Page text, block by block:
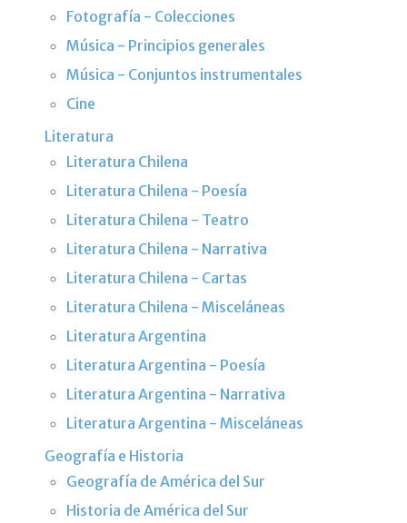
Fotografía - Colecciones
Música - Principios generales
Música - Conjuntos instrumentales
Cine
Literatura
Literatura Chilena
Literatura Chilena - Poesía
Literatura Chilena - Teatro
Literatura Chilena - Narrativa
Literatura Chilena - Cartas
Literatura Chilena - Misceláneas
Literatura Argentina
Literatura Argentina - Poesía
Literatura Argentina - Narrativa
Literatura Argentina - Misceláneas
Geografía e Historia
Geografía de América del Sur
Historia de América del Sur